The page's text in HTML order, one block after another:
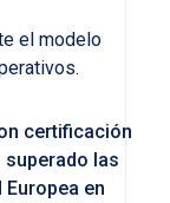
el modelo
certificación
superado las
en